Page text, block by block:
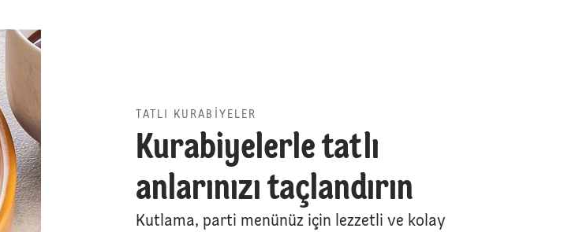
TATLI KURABIYELER
Kurabiyelerle tatlı
anlarınızı taçlandırın
Kutlama, parti menünüz için lezzetli ve kolay